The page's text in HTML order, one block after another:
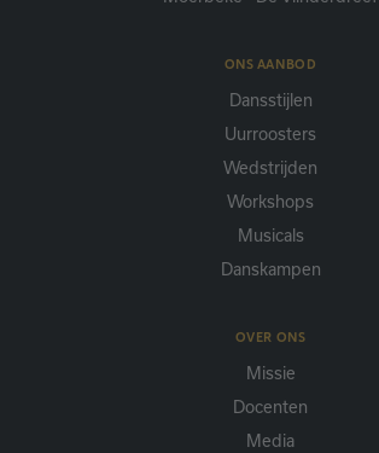
ONS AANBOD
Dansstijlen
Uurroosters
Wedstrijden
Workshops
Musicals
Danskampen
OVER ONS
Missie
Docenten
Media